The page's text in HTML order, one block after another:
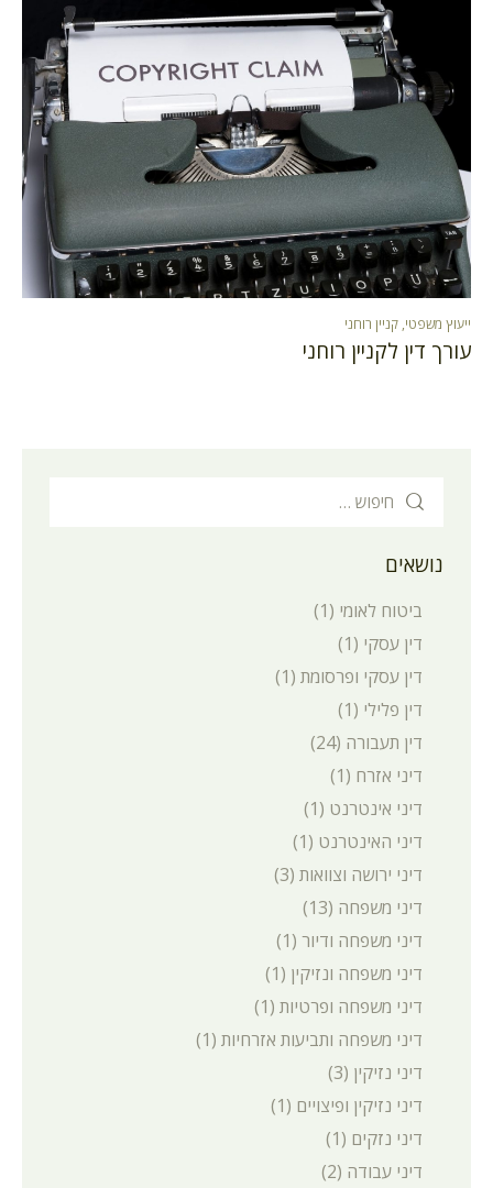
ייעוץ משפטי, קניין רוחני
עורך דין לקניין רוחני
נושאים
ביטוח לאומי (1)
דין עסקי (1)
דין עסקי ופרסומת (1)
דין פלילי (1)
דין תעבורה (24)
דיני אזרח (1)
דיני אינטרנט (1)
דיני האינטרנט (1)
דיני ירושה וצוואות (3)
דיני משפחה (13)
דיני משפחה ודיור (1)
דיני משפחה ונזיקין (1)
דיני משפחה ופרטיות (1)
דיני משפחה ותביעות אזרחיות (1)
דיני נזיקין (3)
דיני נזיקין ופיצויים (1)
דיני נזקים (1)
דיני עבודה (2)